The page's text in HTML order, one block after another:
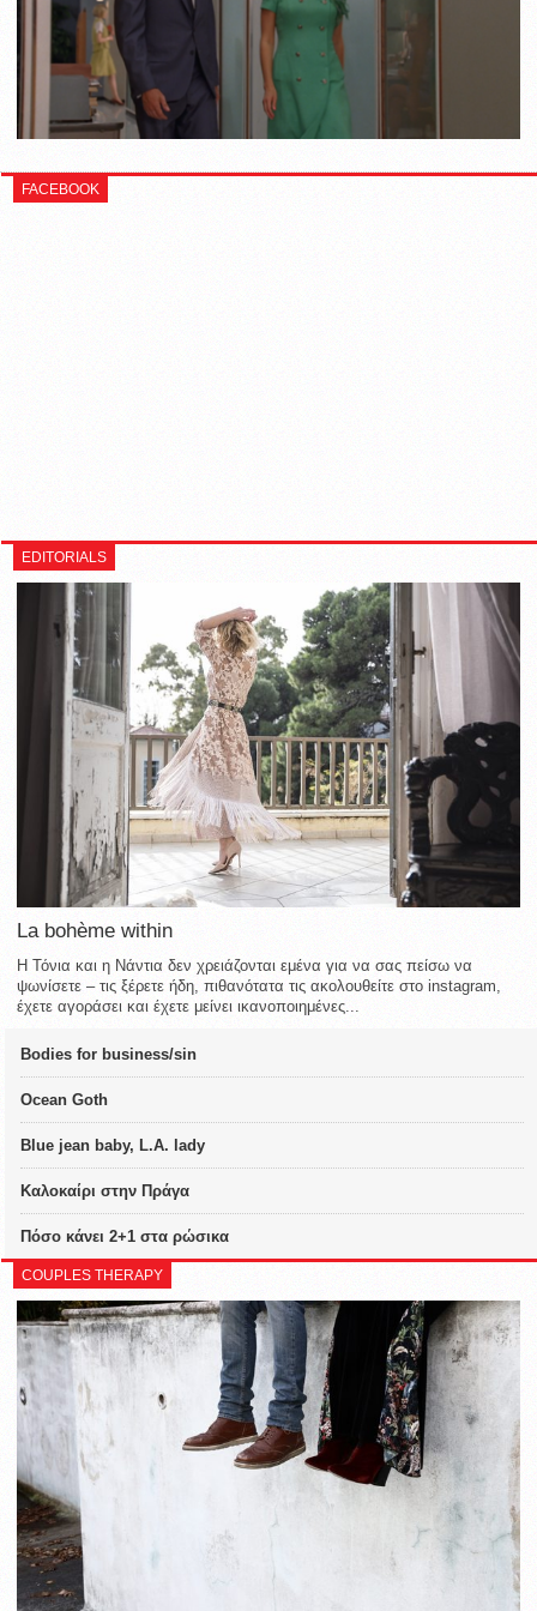
FACEBOOK
EDITORIALS
La bohème within
Η Τόνια και η Νάντια δεν χρειάζονται εμένα για να σας πείσω να
ψωνίσετε – τις ξέρετε ήδη, πιθανότατα τις ακολουθείτε στο instagram,
έχετε αγοράσει και έχετε μείνει ικανοποιημένες...
Bodies for business/sin
Ocean Goth
Blue jean baby, L.A. lady
Καλοκαίρι στην Πράγα
Πόσο κάνει 2+1 στα ρώσικα
COUPLES THERAPY